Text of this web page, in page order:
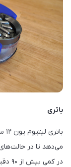
باتری
در کمی بیش از ۹۰ دقیقه شارژ می‌شود.